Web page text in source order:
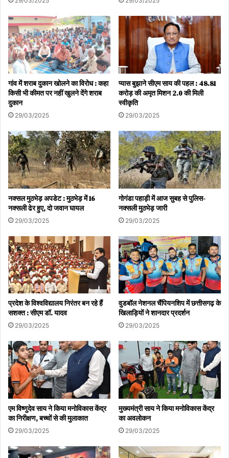
कोविड-19 से मृत्यु दर 1.19 प्रतिशत है
देश में संक्रमण की संख्या बढ़कर अब 4,47,76,002 हो गई है। अभी तक कुल
4,42,04,771 लोग वायरस को मात देकर ठीक हुए हैं। संक्रमण से ठीक होने
वाले मरीजों की राष्ट्रीय दर 98.72 प्रतिशत है। सक्रिय केस कुल मामलों का
0.9 प्रतिशत है। कोविड-19 से मृत्यु दर 1.19 प्रतिशत है। देश में टीकाकरण
अभियान के तहत 220.66 करोड़ कोरोनारोधी वैक्सीन लगाई जा चुकी हैं।
Health Ministry told when the cases of Covid-
19 will reduce
increase in cases of infection due to
subvariant XBB.1.16
The country will not get relief from Corona
now
There will be no relief from corona now
देश को अभी नहीं मिलेगी कोरोना से राहत
स्वास्थ्य मंत्रालय ने बताया कब कम होंगे Covid-19 के केस
गांव में शराब दुकान खोलने का विरोध : कहा
किसी भी कीमत पर नहीं खुलने देंगे शराब
दुकान
29/03/2025
प्यास बुझाने सीएम साय की पहल : 48.81
करोड़ की अमृत मिशन 2.0 की मिली
स्वीकृति
29/03/2025
नक्सल मुठभेड़ अपडेट : मुठभेड़ में 16
नक्सली ढेर हुए, दो जवान घायल
29/03/2025
गोगंडा पहाड़ी में आज सुबह से पुलिस-
नक्सली मुठभेड़ जारी
29/03/2025
प्रदेश के विश्वविद्यालय निरंतर बन रहे हैं
सशक्त : सीएम डॉ. यादव
29/03/2025
वुडबॉल नेशनल चैंपियनशिप में छत्तीसगढ़ के
खिलाड़ियों ने शानदार प्रदर्शन
29/03/2025
एम विष्णुदेव साय ने किया मनोविकास केंद्र
का निरीक्षण, बच्चों से की मुलाकात
29/03/2025
मुख्यमंत्री साय ने किया मनोविकास केंद्र
का अवलोकन
29/03/2025